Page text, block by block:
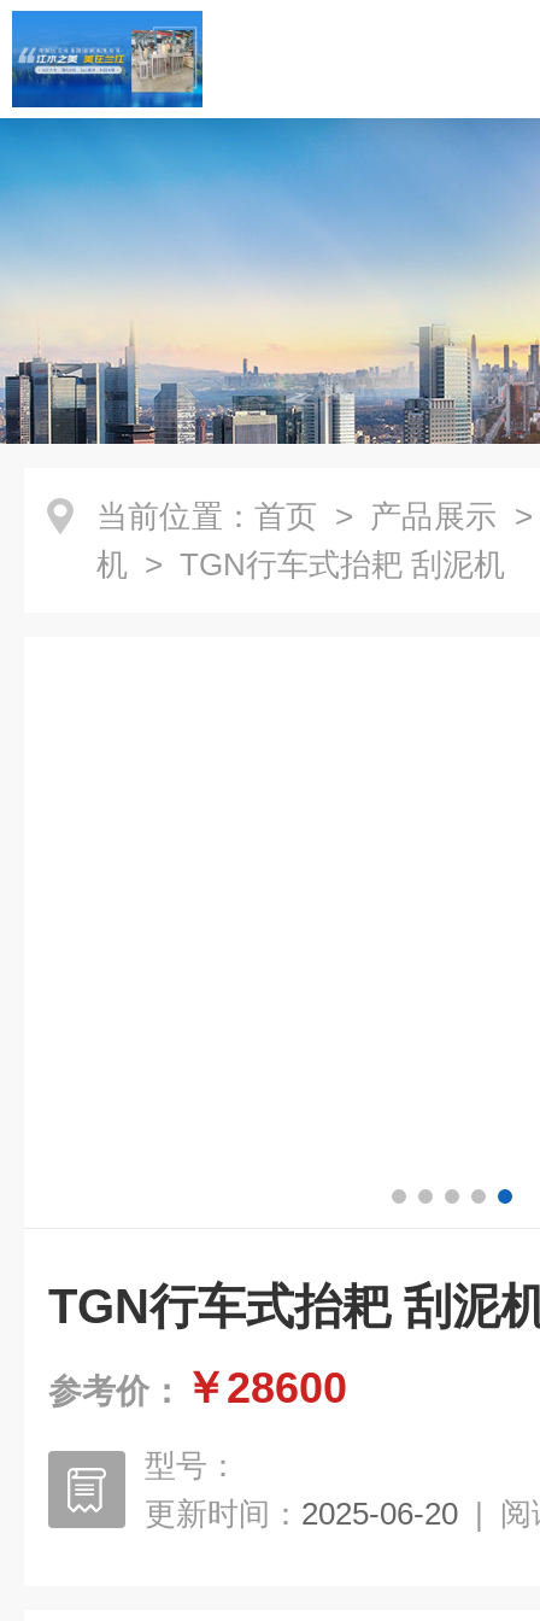
当前位置： 首页 > 产品展示
机 > TGN行车式抬耙 刮泥机
TGN行车式抬耙 刮泥
参考价： ￥28600
型号：
更新时间： 2025-06-20 | 阅